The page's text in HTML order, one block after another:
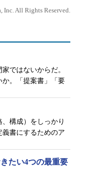
All Rights Reserved.
ではないからだ。
。「提案書」「要
構成）をしっかり
書にするためのア
たい4つの最重要